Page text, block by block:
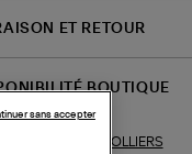
ET RETOUR
BOUTIQUE
COLLIERS
sans accepter